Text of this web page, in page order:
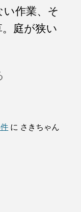
作業、そ
庭が狭い
に さきちゃん